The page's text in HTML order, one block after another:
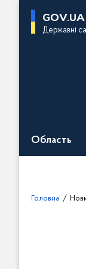
GOV.UA
Державні
Область
Головна